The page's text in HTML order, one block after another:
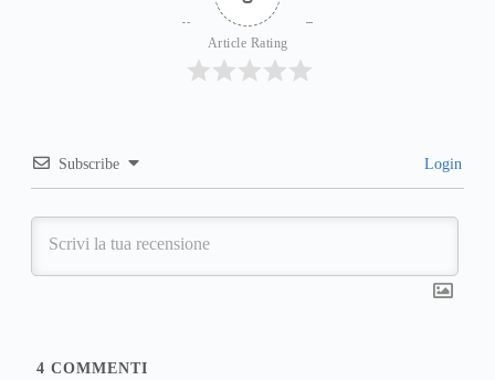
Article Rating
Subscribe Login
4 COMMENTI